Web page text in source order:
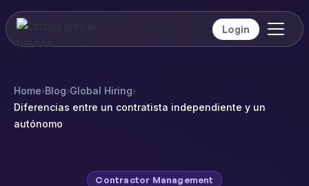
Login
Home›Blog›Global Hiring›
Diferencias entre un contratista independiente y un
autónomo
Contractor Management